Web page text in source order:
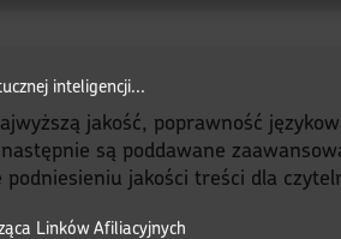
inteligencji...
jakość, poprawność
są poddawane
podniesieniu jakości treści dla
Linków Afiliacyjnych